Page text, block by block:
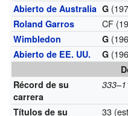
Abierto de Australia G
Roland Garros CF
Wimbledon G
Abierto de EE. UU. G
Récord de su
carrera
Títulos de su
33